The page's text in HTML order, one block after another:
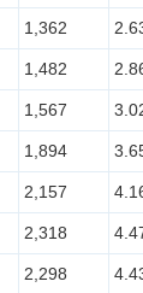
1,362
1,482
1,567
1,894
2,157
2,318
2,298